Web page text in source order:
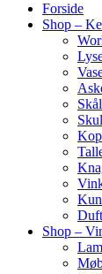
Forside
Shop –
Shop –